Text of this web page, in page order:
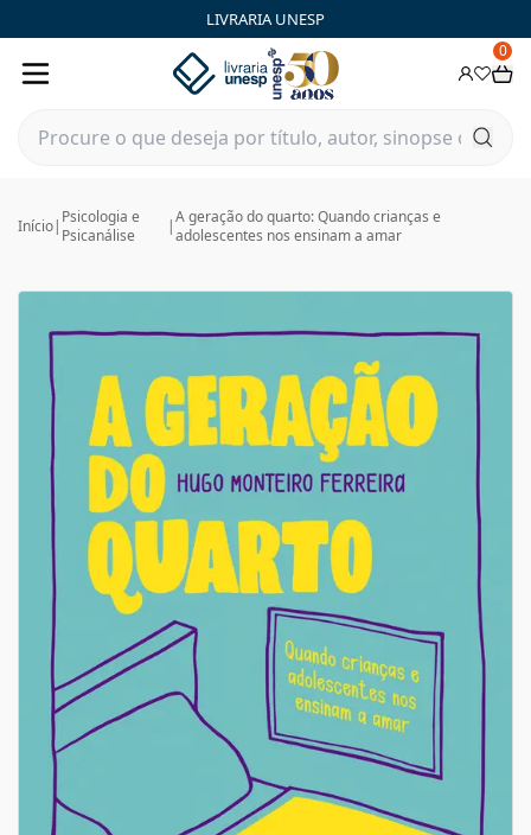
LIVRARIA UNESP
0
Início| Psicologia e
Psicanálise
|A geração do quarto: Quando crianças e
adolescentes nos ensinam a amar